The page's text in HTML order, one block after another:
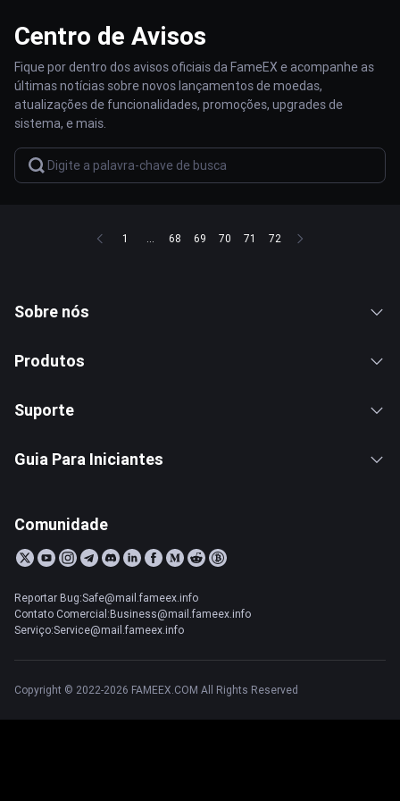
Centro de Avisos
Fique por dentro dos avisos oficiais da FameEX e acompanhe as
últimas notícias sobre novos lançamentos de moedas,
atualizações de funcionalidades, promoções, upgrades de
sistema, e mais.
1 ... 68 69 70 71 72
Sobre nós
Produtos
Suporte
Guia Para Iniciantes
Comunidade
Reportar Bug:Safe@mail.fameex.info
Contato Comercial:Business@mail.fameex.info
Serviço:Service@mail.fameex.info
Copyright © 2022-2026 FAMEEX.COM All Rights Reserved